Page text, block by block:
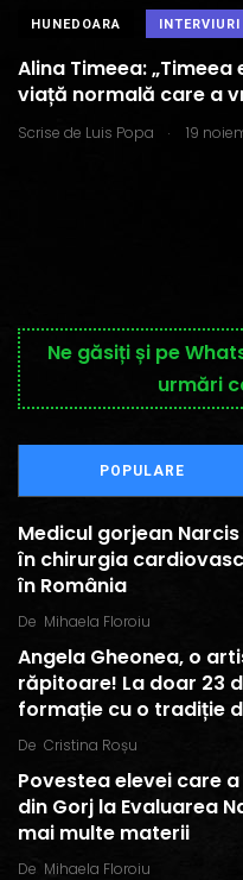
HUNEDOARA INTERVIURI
Alina Timeea:
viață normală care a
Scrise de Luis Popa . 19
Ne găsiți și pe
urmări
POPULARE
Medicul gorjean
în chirurgia
în România
De Mihaela Floroiu
Angela Gheonea, o
răpitoare! La doar 23
formație cu o tradiție
De Cristina Roșu
Povestea elevei care
din Gorj la Evaluarea
mai multe materii
De Mihaela Floroiu